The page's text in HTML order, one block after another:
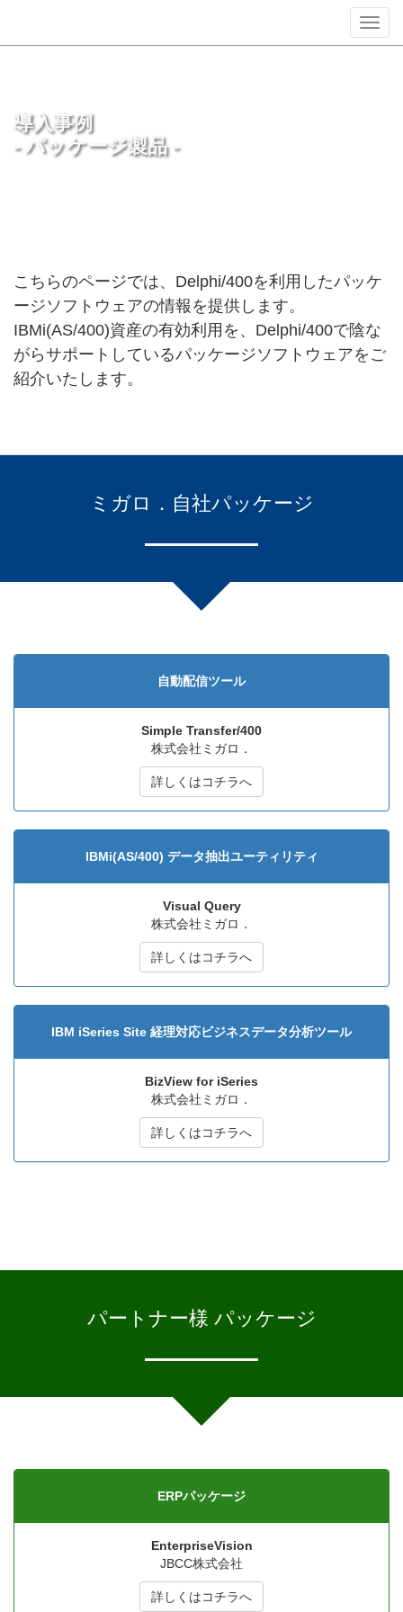
導入事例
- パッケージ製品 -
こちらのページでは、Delphi/400を利用したパッケ
ージソフトウェアの情報を提供します。
IBMi(AS/400)資産の有効利用を、Delphi/400で陰な
がらサポートしているパッケージソフトウェアをご
紹介いたします。
ミガロ．自社パッケージ
自動配信ツール
Simple Transfer/400
株式会社ミガロ．
詳しくはコチラへ
IBMi(AS/400) データ抽出ユーティリティ
Visual Query
株式会社ミガロ．
詳しくはコチラへ
IBM iSeries Site 経理対応ビジネスデータ分析ツール
BizView for iSeries
株式会社ミガロ．
詳しくはコチラへ
パートナー様 パッケージ
ERPパッケージ
EnterpriseVision
JBCC株式会社
詳しくはコチラへ